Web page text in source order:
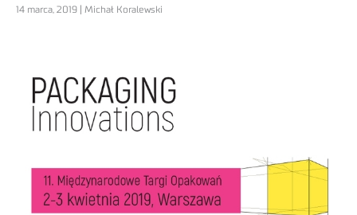
14 marca, 2019 | Michał Koralewski